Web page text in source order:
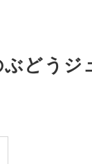
どうジ